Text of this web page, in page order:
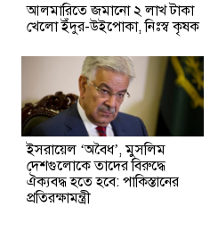
আলমারিতে জমানো ২ লাখ টাকা
খেলো ইঁদুর-উইপোকা, নিঃস্ব কৃষক
ইসরায়েল ‘অবৈধ’, মুসলিম
দেশগুলোকে তাদের বিরুদ্ধে
ঐক্যবদ্ধ হতে হবে: পাকিস্তানের
প্রতিরক্ষামন্ত্রী